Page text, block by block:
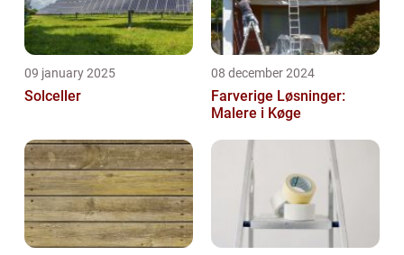
09 january 2025
Solceller
08 december 2024
Farverige Løsninger:
Malere i Køge